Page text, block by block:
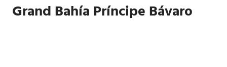
Grand Bahía Príncipe Bávaro